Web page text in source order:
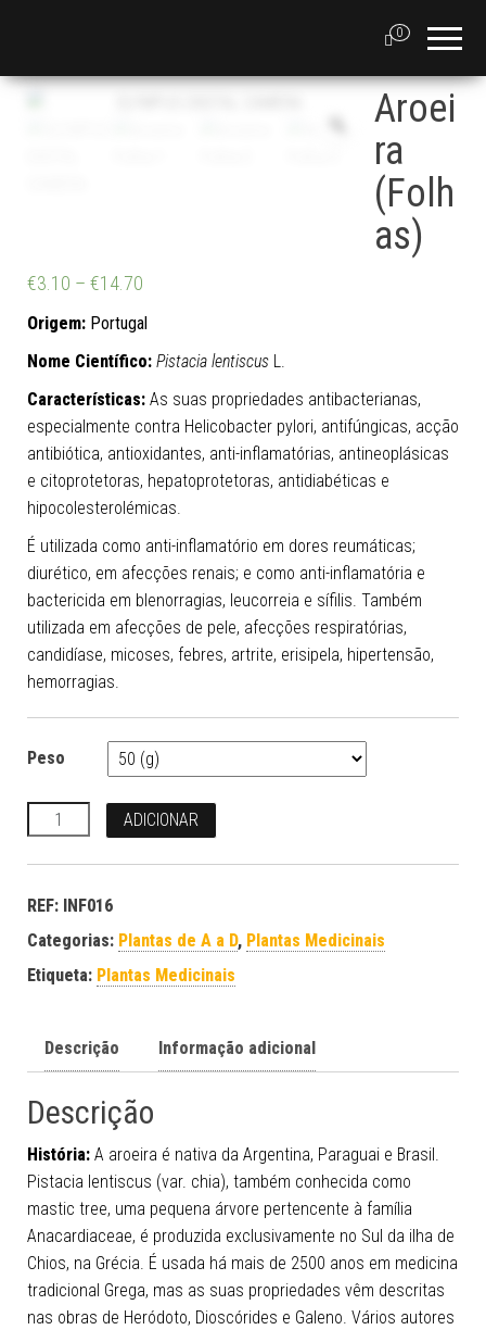
0
Aroei
ra
(Folh
as)
€3.10 – €14.70
Origem: Portugal
Nome Científico: Pistacia lentiscus L.
Características: As suas propriedades antibacterianas,
especialmente contra Helicobacter pylori, antifúngicas, acção
antibiótica, antioxidantes, anti-inflamatórias, antineoplásicas
e citoprotetoras, hepatoprotetoras, antidiabéticas e
hipocolesterolémicas.
É utilizada como anti-inflamatório em dores reumáticas;
diurético, em afecções renais; e como anti-inflamatória e
bactericida em blenorragias, leucorreia e sífilis. Também
utilizada em afecções de pele, afecções respiratórias,
candidíase, micoses, febres, artrite, erisipela, hipertensão,
hemorragias.
Peso
Quantidade ADICIONAR
REF: INF016
Categorias: Plantas de A a D, Plantas Medicinais
Etiqueta: Plantas Medicinais
Descrição Informação adicional
Descrição
História: A aroeira é nativa da Argentina, Paraguai e Brasil.
Pistacia lentiscus (var. chia), também conhecida como
mastic tree, uma pequena árvore pertencente à família
Anacardiaceae, é produzida exclusivamente no Sul da ilha de
Chios, na Grécia. É usada há mais de 2500 anos em medicina
tradicional Grega, mas as suas propriedades vêm descritas
nas obras de Heródoto, Dioscórides e Galeno. Vários autores